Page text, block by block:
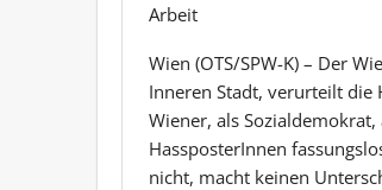
Arbeit
Wien (OTS/SPW-K) – Der
Inneren Stadt, verurteilt die
Wiener, als
HassposterInnen
nicht, macht keinen